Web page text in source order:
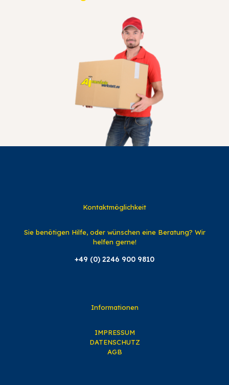
Kontaktmöglichkeit
Sie benötigen Hilfe, oder wünschen eine Beratung? Wir
helfen gerne!
+49 (0) 2246 900 9810
Informationen
IMPRESSUM
DATENSCHUTZ
AGB